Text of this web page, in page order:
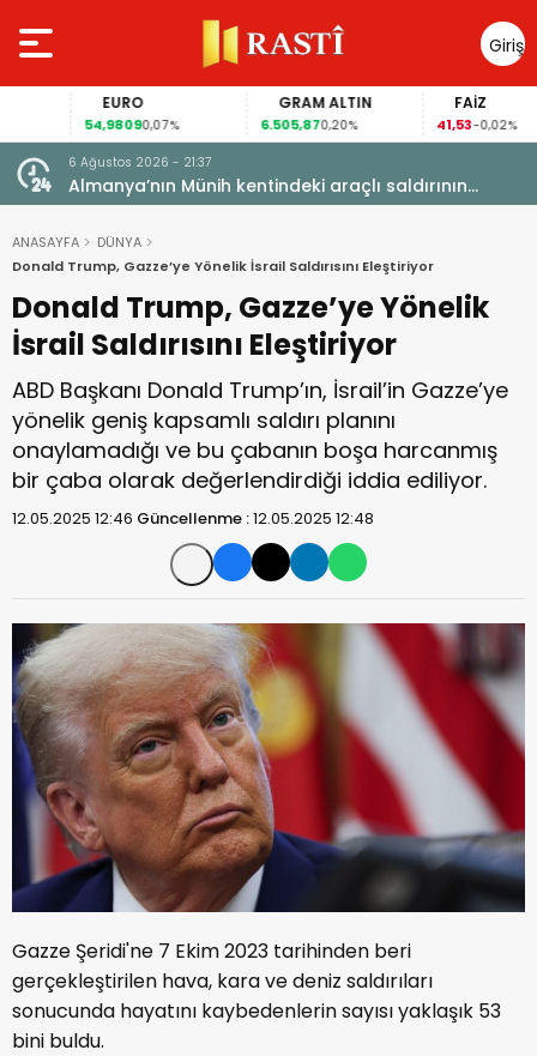
Giriş
Yap
EURO
54,98090,07%
GRAM ALTIN
6.505,870,20%
FAİZ
41,53-0,02%
FIFA
6 Ağustos 2026 - 21:37
Almanya’nın Münih kentindeki araçlı saldırının
sanığına ömür boyu hapis cezası
ANASAYFA
DÜNYA
Donald Trump, Gazze’ye Yönelik İsrail Saldırısını Eleştiriyor
Donald Trump, Gazze’ye Yönelik
İsrail Saldırısını Eleştiriyor
ABD Başkanı Donald Trump’ın, İsrail’in Gazze’ye
yönelik geniş kapsamlı saldırı planını
onaylamadığı ve bu çabanın boşa harcanmış
bir çaba olarak değerlendirdiği iddia ediliyor.
12.05.2025 12:46 Güncellenme :12.05.2025 12:48
Gazze Şeridi'ne 7 Ekim 2023 tarihinden beri
gerçekleştirilen hava, kara ve deniz saldırıları
sonucunda hayatını kaybedenlerin sayısı yaklaşık 53
bini buldu.